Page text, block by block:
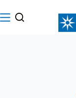
al
contenuto